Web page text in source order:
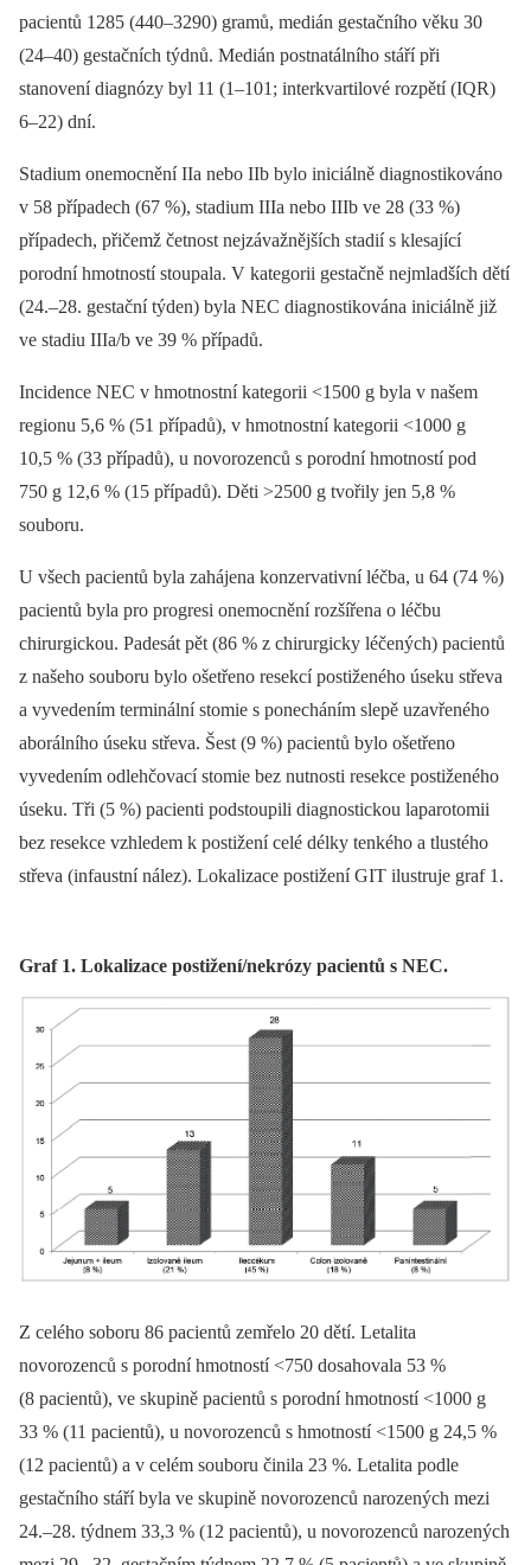
pacientů 1285 (440–3290) gramů, medián gestačního věku 30
(24–40) gestačních týdnů. Medián postnatálního stáří při
stanovení diagnózy byl 11 (1–101; interkvartilové rozpětí (IQR)
6–22) dní.
Stadium onemocnění IIa nebo IIb bylo iniciálně diagnostikováno
v 58 případech (67 %), stadium IIIa nebo IIIb ve 28 (33 %)
případech, přičemž četnost nejzávažnějších stadií s klesající
porodní hmotností stoupala. V kategorii gestačně nejmladších dětí
(24.–28. gestační týden) byla NEC diagnostikována iniciálně již
ve stadiu IIIa/b ve 39 % případů.
Incidence NEC v hmotnostní kategorii <1500 g byla v našem
regionu 5,6 % (51 případů), v hmotnostní kategorii <1000 g
10,5 % (33 případů), u novorozenců s porodní hmotností pod
750 g 12,6 % (15 případů). Děti >2500 g tvořily jen 5,8 %
souboru.
U všech pacientů byla zahájena konzervativní léčba, u 64 (74 %)
pacientů byla pro progresi onemocnění rozšířena o léčbu
chirurgickou. Padesát pět (86 % z chirurgicky léčených) pacientů
z našeho souboru bylo ošetřeno resekcí postiženého úseku střeva
a vyvedením terminální stomie s ponecháním slepě uzavřeného
aborálního úseku střeva. Šest (9 %) pacientů bylo ošetřeno
vyvedením odlehčovací stomie bez nutnosti resekce postiženého
úseku. Tři (5 %) pacienti podstoupili diagnostickou laparotomii
bez resekce vzhledem k postižení celé délky tenkého a tlustého
střeva (infaustní nález). Lokalizace postižení GIT ilustruje graf 1.
Graf 1. Lokalizace postižení/nekrózy pacientů s NEC.
Z celého soboru 86 pacientů zemřelo 20 dětí. Letalita
novorozenců s porodní hmotností <750 dosahovala 53 %
(8 pacientů), ve skupině pacientů s porodní hmotností <1000 g
33 % (11 pacientů), u novorozenců s hmotností <1500 g 24,5 %
(12 pacientů) a v celém souboru činila 23 %. Letalita podle
gestačního stáří byla ve skupině novorozenců narozených mezi
24.–28. týdnem 33,3 % (12 pacientů), u novorozenců narozených